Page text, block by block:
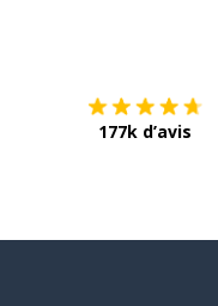
177k d’avis